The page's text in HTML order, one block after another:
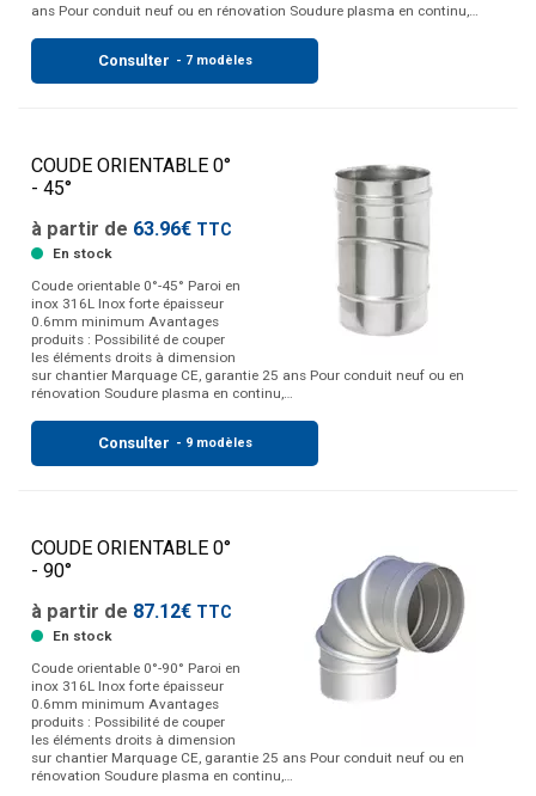
ans Pour conduit neuf ou en rénovation Soudure plasma en continu,…
Consulter - 7 modèles
COUDE ORIENTABLE 0°
- 45°
à partir de 63.96€ TTC
En stock
Coude orientable 0°-45° Paroi en
inox 316L Inox forte épaisseur
0.6mm minimum Avantages
produits : Possibilité de couper
les éléments droits à dimension
sur chantier Marquage CE, garantie 25 ans Pour conduit neuf ou en
rénovation Soudure plasma en continu,…
Consulter - 9 modèles
COUDE ORIENTABLE 0°
- 90°
à partir de 87.12€ TTC
En stock
Coude orientable 0°-90° Paroi en
inox 316L Inox forte épaisseur
0.6mm minimum Avantages
produits : Possibilité de couper
les éléments droits à dimension
sur chantier Marquage CE, garantie 25 ans Pour conduit neuf ou en
rénovation Soudure plasma en continu,…